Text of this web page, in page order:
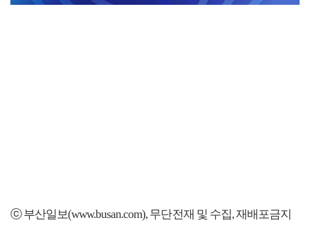
ⓒ 부산일보(www.busan.com), 무단전재 및 수집, 재배포금지